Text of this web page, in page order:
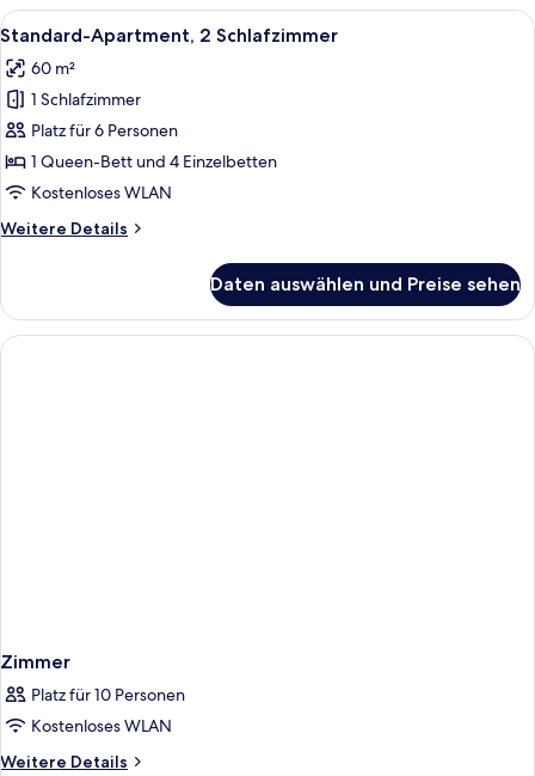
Alle
Fotos
für
Standard-
Apartment,
2 Schlafzimmer
anzeigen
Standard-Apartment, 2
20
Standard-Apartment, 2 Schlafzimmer
60 m²
1 Schlafzimmer
Platz für 6 Personen
1 Queen-Bett und 4 Einzelbetten
Kostenloses WLAN
Weitere Details
Weitere
Apartment,
2 Schlafzimmer
Daten auswählen und Preise sehen
Zimmer
Platz für 10 Personen
Kostenloses WLAN
Weitere Details
Weitere